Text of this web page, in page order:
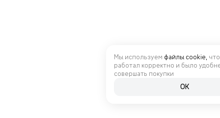
Мы используем файлы cookie,
работал корректно и было
совершать покупки
OK